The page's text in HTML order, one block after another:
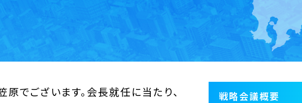
でございます。会長就任に当たり、
戦略会議概要